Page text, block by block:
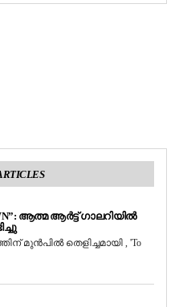
ആത്മ ആർട്ട് ഗാലറിയിൽ
മുൻപിൽ തെളിച്ചമായി , 'To